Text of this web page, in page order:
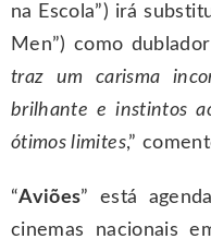
na Escola”) irá
Men”) como
traz um carisma
brilhante e instintos
ótimos limites,”
“Aviões” está
cinemas nacionais